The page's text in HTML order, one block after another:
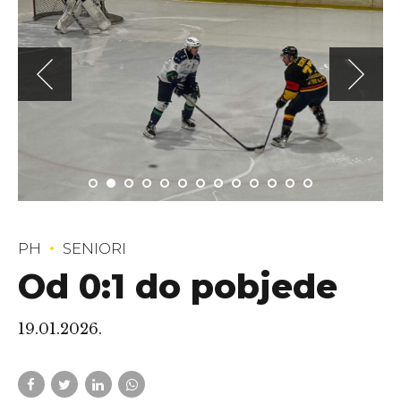
PH SENIORI
Od 0:1 do pobjede
19.01.2026.